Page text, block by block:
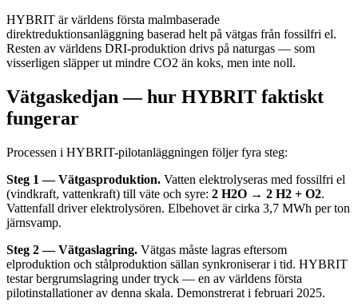
HYBRIT är världens första malmbaserade
direktreduktionsanläggning baserad helt på vätgas från fossilfri el.
Resten av världens DRI-produktion drivs på naturgas — som
visserligen släpper ut mindre CO2 än koks, men inte noll.
Vätgaskedjan — hur HYBRIT faktiskt
fungerar
Processen i HYBRIT-pilotanläggningen följer fyra steg:
Steg 1 — Vätgasproduktion. Vatten elektrolyseras med fossilfri el
(vindkraft, vattenkraft) till väte och syre: 2 H2O → 2 H2 + O2.
Vattenfall driver elektrolysören. Elbehovet är cirka 3,7 MWh per ton
järnsvamp.
Steg 2 — Vätgaslagring. Vätgas måste lagras eftersom
elproduktion och stålproduktion sällan synkroniserar i tid. HYBRIT
testar bergrumslagring under tryck — en av världens första
pilotinstallationer av denna skala. Demonstrerat i februari 2025.